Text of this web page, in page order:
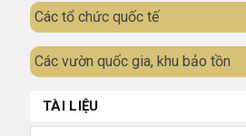
Các tổ chức quốc tế
Các vườn quốc gia, khu bảo tồn
TÀI LIỆU